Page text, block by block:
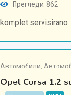
Прегледи: 862
komplet servisirano
Автомобили,
Opel Corsa 1.2